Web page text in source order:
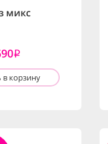
микс
i
корзину